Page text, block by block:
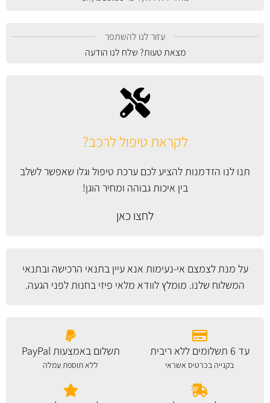
לקראת טיפול לרכב?
תנו לנו הזדמנות להציע לכם ערכת טיפול וגלו שאפשר לשלב
בין איכות גבוהה ומחיר הוגן!
לחצו כאן
על מנת לצמצם אי-נעימות אנא עיין בתנאי הרכישה ובתנאי
המשלוח שלנו. מומלץ לוודא מלאי פיזי בחנות לפני הגעה.
עזור לנו להשתפר
מצאת טעות? שלח לנו הודעה
עד 6 תשלומים ללא ריבית
בקנייה בכרטיס אשראי
תשלום באמצעות PayPal
ללא תוספת עמלה